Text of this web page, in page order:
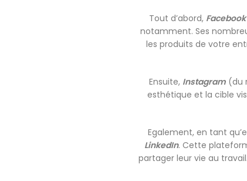
Tout d’abord, Facebook
notamment. Ses
les produits de votre
Ensuite, Instagram (du
esthétique et la cible
Egalement, en tant
LinkedIn. Cette
partager leur vie au